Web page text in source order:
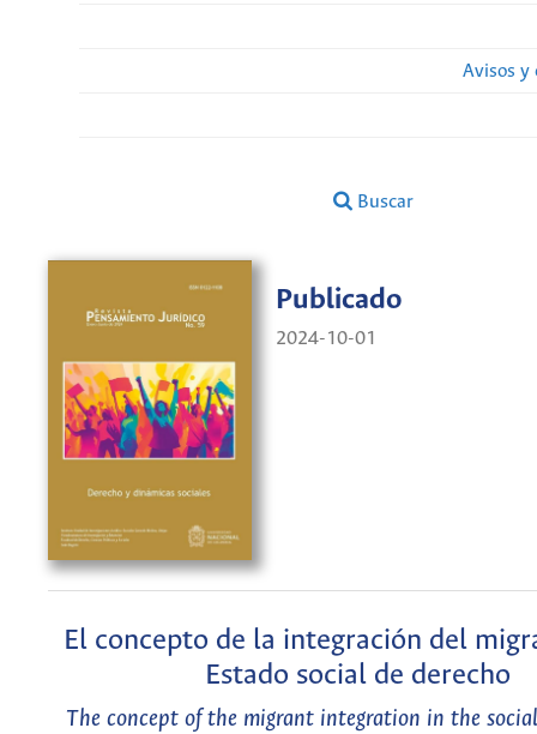
Avisos y
Buscar
Publicado
2024-10-01
El concepto de la integración del
Estado social de derecho
The concept of the migrant integration in the